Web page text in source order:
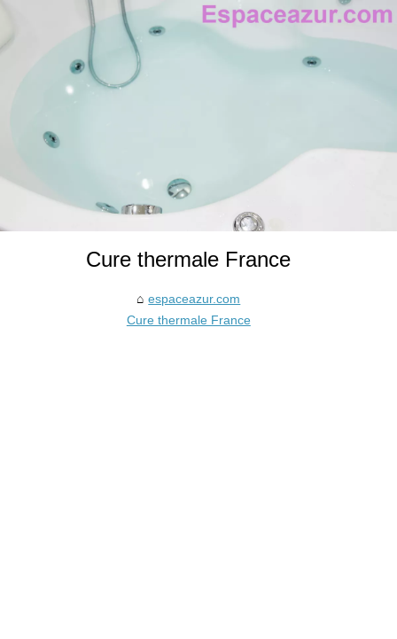
Cure thermale France
espaceazur.com
Cure thermale France